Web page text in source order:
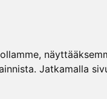
Jatkamalla